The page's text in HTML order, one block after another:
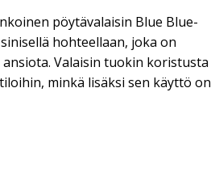
pöytävalaisin Blue Blue-
hohteellaan, joka on
Valaisin tuokin koristusta
minkä lisäksi sen käyttö on